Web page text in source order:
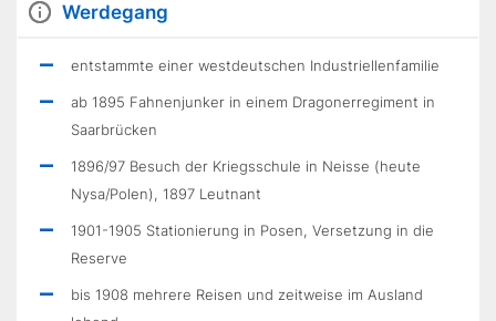
Werdegang
entstammte einer westdeutschen Industriellenfamilie
ab 1895 Fahnenjunker in einem Dragonerregiment in
Saarbrücken
1896/97 Besuch der Kriegsschule in Neisse (heute
Nysa/Polen), 1897 Leutnant
1901-1905 Stationierung in Posen, Versetzung in die
Reserve
bis 1908 mehrere Reisen und zeitweise im Ausland